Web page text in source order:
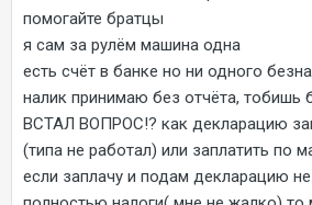
помогайте братцы
я сам за рулём машина одна
есть счёт в банке но ни одного
налик принимаю без отчёта, тобишь
ВСТАЛ ВОПРОС!? как декларацию
(типа не работал) или заплатить по
если заплачу и подам декларацию